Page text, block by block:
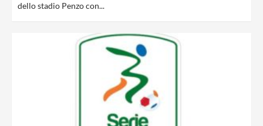
dello stadio Penzo con...